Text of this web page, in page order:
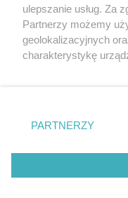
ulepszanie usług. Za
Partnerzy możemy
geolokalizacyjnych
charakterystykę
zmienić/wycofać
znajdujący się w
rodzaje
użytkownika, ale
przetwarzaniu.
PARTNERZY